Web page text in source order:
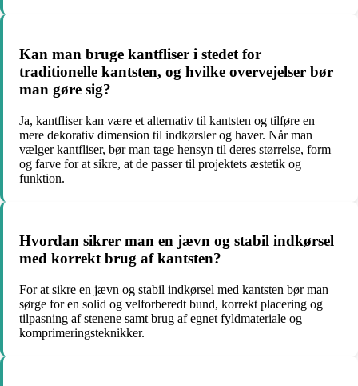
Kan man bruge kantfliser i stedet for
traditionelle kantsten, og hvilke overvejelser bør
man gøre sig?
Ja, kantfliser kan være et alternativ til kantsten og tilføre en
mere dekorativ dimension til indkørsler og haver. Når man
vælger kantfliser, bør man tage hensyn til deres størrelse, form
og farve for at sikre, at de passer til projektets æstetik og
funktion.
Hvordan sikrer man en jævn og stabil indkørsel
med korrekt brug af kantsten?
For at sikre en jævn og stabil indkørsel med kantsten bør man
sørge for en solid og velforberedt bund, korrekt placering og
tilpasning af stenene samt brug af egnet fyldmateriale og
komprimeringsteknikker.